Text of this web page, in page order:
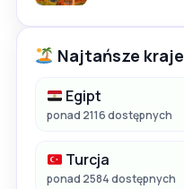
Najtańsze kraje
Egipt
ponad 2116 dostępnych
Turcja
ponad 2584 dostępnych